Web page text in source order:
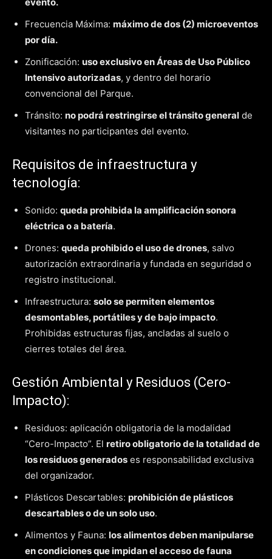
evento.
Frecuencia Máxima: máximo de dos (2) microeventos
por día.
Zonificación: uso exclusivo en Áreas de Uso Público
Intensivo autorizadas, y dentro del horario
convencional del Parque.
Tránsito: no podrá restringirse el tránsito general de
visitantes no participantes del evento.
Requisitos de infraestructura y
tecnología:
Sonido: queda prohibida la amplificación sonora
eléctrica o a batería.
Drones: queda prohibido el uso de drones, salvo
autorización extraordinaria y fundada en seguridad o
registro institucional.
Infraestructura: solo se permiten elementos
desmontables, portátiles y de bajo impacto.
Prohibidas estructuras fijas, ancladas al suelo o
cierres totales del área.
Gestión Ambiental y Residuos (Cero-
Impacto):
Residuos: aplicación obligatoria de la modalidad
“Cero-Impacto”. El retiro obligatorio de la totalidad de
los residuos generados es responsabilidad exclusiva
del organizador.
Plásticos Descartables: prohibición de plásticos
descartables o de un solo uso.
Alimentos y Fauna: los alimentos deben manipularse
en condiciones que impidan el acceso de fauna